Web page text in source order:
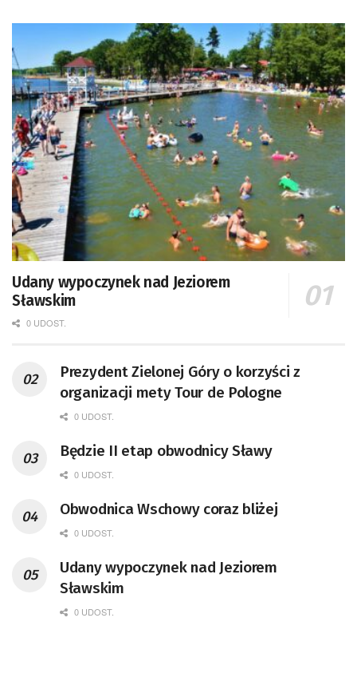
Udany wypoczynek nad Jeziorem
Sławskim
0 UDOST.
Prezydent Zielonej Góry o korzyści z
organizacji mety Tour de Pologne
0 UDOST.
Będzie II etap obwodnicy Sławy
0 UDOST.
Obwodnica Wschowy coraz bliżej
0 UDOST.
Udany wypoczynek nad Jeziorem
Sławskim
0 UDOST.